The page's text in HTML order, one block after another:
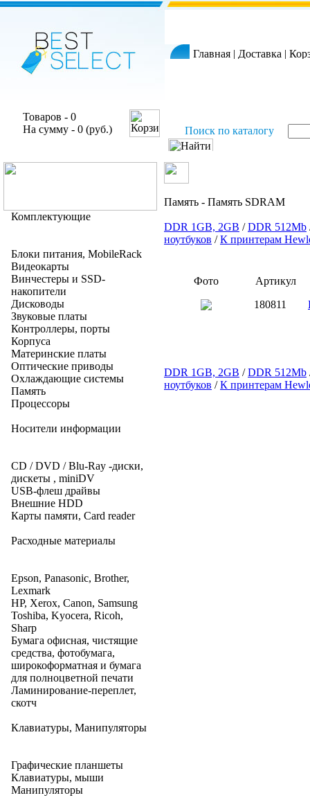
Главная | Доставка |
Товаров - 0
На сумму - 0 (руб.)
Поиск по каталогу
Комплектующие
Блоки питания, MobileRack
Видеокарты
Винчестеры и SSD-
накопители
Дисководы
Звуковые платы
Контроллеры, порты
Корпуса
Материнские платы
Оптические приводы
Охлаждающие системы
Память
Процессоры
Носители информации
CD / DVD / Blu-Ray -диски,
дискеты , miniDV
USB-флеш драйвы
Внешние HDD
Карты памяти, Card reader
Расходные материалы
Epson, Panasonic, Brother,
Lexmark
HP, Xerox, Canon, Samsung
Toshiba, Kyocera, Ricoh,
Sharp
Бумага офисная, чистящие
средства, фотобумага,
широкоформатная и бумага
для полноцветной печати
Ламинирование-переплет,
скотч
Клавиатуры, Манипуляторы
Графические планшеты
Клавиатуры, мыши
Манипуляторы
Память - Память SDRAM
DDR 1GB, 2GB /DDR 512Mb
ноутбуков /К принтерам
Фото
Артикул
180811
DDR 1GB, 2GB /DDR 512Mb
ноутбуков /К принтерам